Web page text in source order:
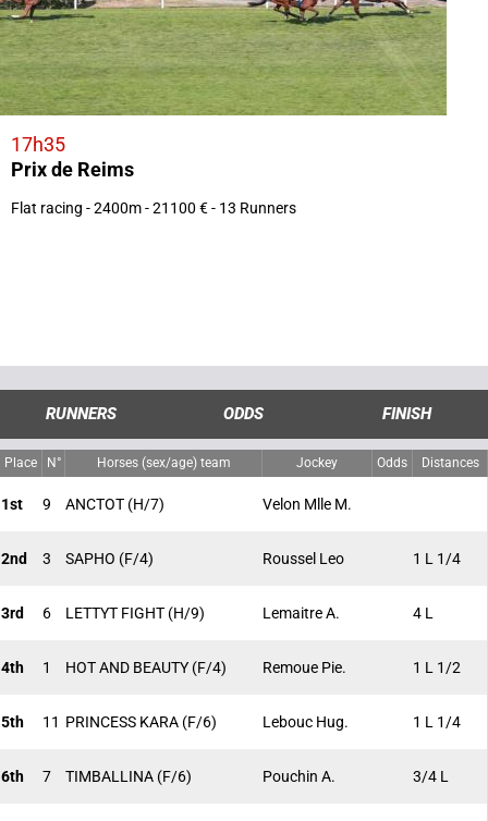
17h35
Prix de Reims
Flat racing - 2400m - 21100 € - 13 Runners
RUNNERS ODDS FINISH
Place N° Horses (sex/age) team Jockey Odds Distances
1st 9 ANCTOT (H/7) Velon Mlle M.
2nd 3 SAPHO (F/4) Roussel Leo 1 L 1/4
3rd 6 LETTYT FIGHT (H/9) Lemaitre A. 4 L
4th 1 HOT AND BEAUTY (F/4) Remoue Pie. 1 L 1/2
5th 11 PRINCESS KARA (F/6) Lebouc Hug. 1 L 1/4
6th 7 TIMBALLINA (F/6) Pouchin A. 3/4 L